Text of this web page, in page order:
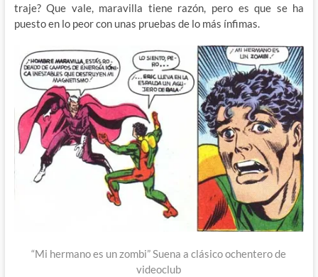
traje? Que vale, maravilla tiene razón, pero es que se ha
puesto en lo peor con unas pruebas de lo más ínfimas.
“Mi hermano es un zombi” Suena a clásico ochentero de
videoclub